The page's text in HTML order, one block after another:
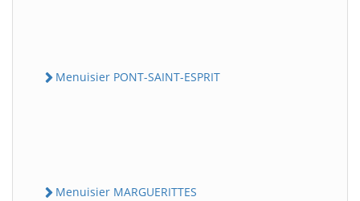
Menuisier PONT-SAINT-ESPRIT
Menuisier MARGUERITTES